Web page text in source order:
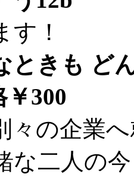
す！
ときも ど
￥300
々の企業
な二人の